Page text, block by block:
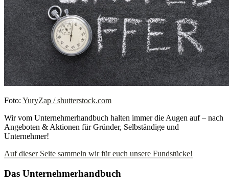
Foto: YuryZap / shutterstock.com
Wir vom Unternehmerhandbuch halten immer die Augen auf – nach
Angeboten & Aktionen für Gründer, Selbständige und
Unternehmer!
Auf dieser Seite sammeln wir für euch unsere Fundstücke!
Das Unternehmerhandbuch